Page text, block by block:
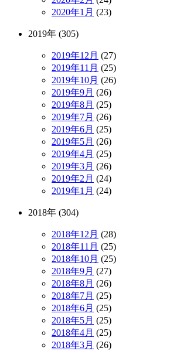
2020年1月 (23)
2019年 (305)
2019年12月 (27)
2019年11月 (25)
2019年10月 (26)
2019年9月 (26)
2019年8月 (25)
2019年7月 (26)
2019年6月 (25)
2019年5月 (26)
2019年4月 (25)
2019年3月 (26)
2019年2月 (24)
2019年1月 (24)
2018年 (304)
2018年12月 (28)
2018年11月 (25)
2018年10月 (25)
2018年9月 (27)
2018年8月 (26)
2018年7月 (25)
2018年6月 (25)
2018年5月 (25)
2018年4月 (25)
2018年3月 (26)